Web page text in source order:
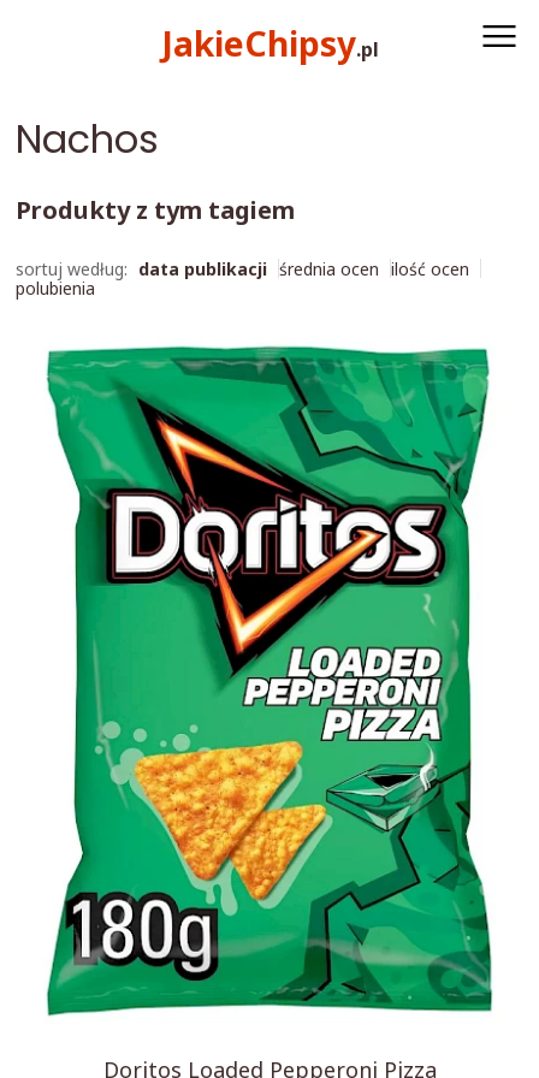
JakieChipsy.pl
Nachos
Produkty z tym tagiem
sortuj według: data publikacji średnia ocen ilość ocen
polubienia
Doritos Loaded Pepperoni Pizza